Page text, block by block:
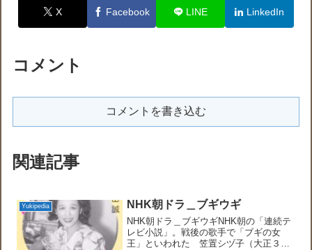
X Facebook LINE LinkedIn
コメント
コメントを書き込む
関連記事
Yukipedia NHK朝ドラ＿ブギウギ
NHK朝ドラ＿ブギウギNHK朝の「連続テ
レビ小説」。戦後の歌手で「ブギの女
王」といわれた 笠置シヅ子（大正３年